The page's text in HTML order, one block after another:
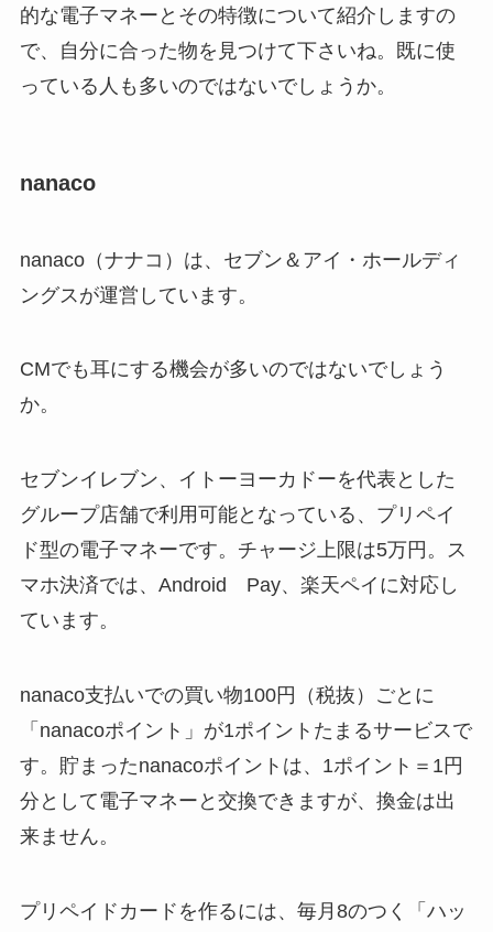
的な電子マネーとその特徴について紹介しますの
で、自分に合った物を見つけて下さいね。既に使
っている人も多いのではないでしょうか。
nanaco
nanaco（ナナコ）は、セブン＆アイ・ホールディ
ングスが運営しています。
CMでも耳にする機会が多いのではないでしょう
か。
セブンイレブン、イトーヨーカドーを代表とした
グループ店舗で利用可能となっている、プリペイ
ド型の電子マネーです。チャージ上限は5万円。ス
マホ決済では、Android Pay、楽天ペイに対応し
ています。
nanaco支払いでの買い物100円（税抜）ごとに
「nanacoポイント」が1ポイントたまるサービスで
す。貯まったnanacoポイントは、1ポイント＝1円
分として電子マネーと交換できますが、換金は出
来ません。
プリペイドカードを作るには、毎月8のつく「ハッ